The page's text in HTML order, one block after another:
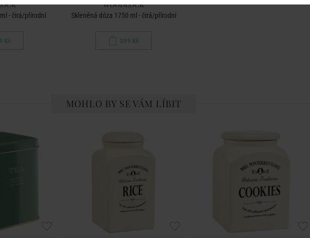
- čirá/přírodní
Kč
WOODLOCK
Skleněná dóza 1750 ml - čirá/přírodní
399 Kč
MOHLO BY SE VÁM LÍBIT